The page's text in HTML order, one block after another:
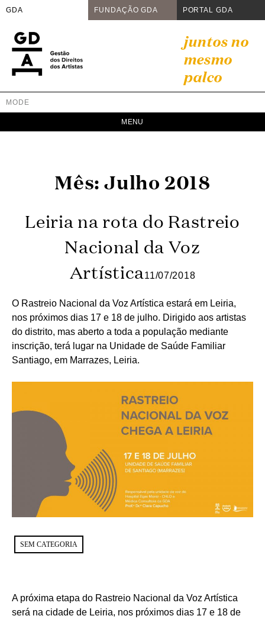
GDA FUNDAÇÃO GDA PORTAL GDA
content
juntos no
mesmo
palco
GDA
Juntos no mesmo palco
MODE
Mês: Julho 2018
Leiria na rota do Rastreio
Nacional da Voz
Artística11/07/2018
O Rastreio Nacional da Voz Artística estará em Leiria,
nos próximos dias 17 e 18 de julho. Dirigido aos artistas
do distrito, mas aberto a toda a população mediante
inscrição, terá lugar na Unidade de Saúde Familiar
Santiago, em Marrazes, Leiria.
SEM CATEGORIA
A próxima etapa do Rastreio Nacional da Voz Artística
será na cidade de Leiria, nos próximos dias 17 e 18 de